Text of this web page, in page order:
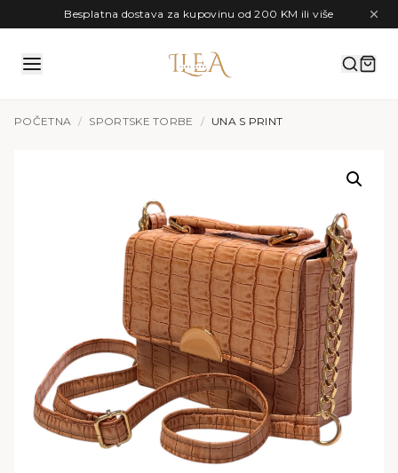
Preskoči na sadržajBesplatna dostava za kupovinu od 200 KM ili više
POČETNA / SPORTSKE TORBE / UNA S PRINT